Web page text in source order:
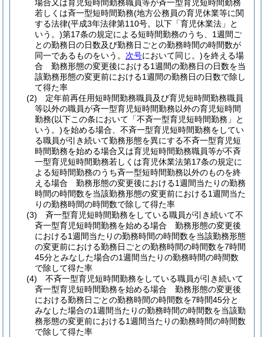
場合又は育児短時間勤務職員等が斉一型育児短時間勤務
若しくは斉一型短時間勤務(地方公務員の育児休業等に関
する法律(平成3年法律第110号。以下「育児休業法」と
いう。)第17条の規定による短時間勤務のうち、1週間ご
との勤務日の日数及び勤務日ごとの勤務時間の時間数が
同一であるものをいう。 次号において同じ。)を終える場
合 勤務形態の変更後における1週間の勤務日の日数を当
該勤務形態の変更前における1週間の勤務日の日数で除し
て得た率
(2)
定年前再任用短時間勤務職員及び育児短時間勤務職員
等以外の職員が斉一型育児短時間勤務以外の育児短時間
勤務(以下この条において「不斉一型育児短時間勤務」と
いう。)を始める場合、不斉一型育児短時間勤務をしてい
る職員が引き続いて勤務形態を異にする不斉一型育児短
時間勤務を始める場合又は育児短時間勤務職員等が不斉
一型育児短時間勤務若しくは育児休業法第17条の規定に
よる短時間勤務のうち斉一型短時間勤務以外のものを終
える場合 勤務形態の変更後における1週間当たりの勤務
時間の時間数を当該勤務形態の変更前における1週間当た
りの勤務時間の時間数で除して得た率
(3)
斉一型育児短時間勤務をしている職員が引き続いて不
斉一型育児短時間勤務を始める場合 勤務形態の変更後
における1週間当たりの勤務時間の時間数を当該勤務形態
の変更前における勤務日ごとの勤務時間の時間数を7時間
45分とみなした場合の1週間当たりの勤務時間の時間数
で除して得た率
(4)
不斉一型育児短時間勤務をしている職員が引き続いて
斉一型育児短時間勤務を始める場合 勤務形態の変更後
における勤務日ごとの勤務時間の時間数を7時間45分と
みなした場合の1週間当たりの勤務時間の時間数を当該勤
務形態の変更前における1週間当たりの勤務時間の時間数
で除して得た率